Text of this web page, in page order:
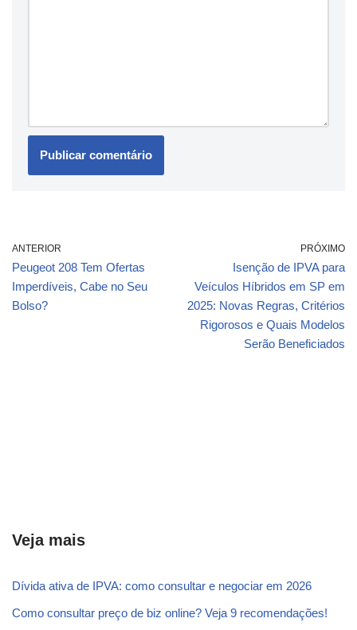
ANTERIOR
Peugeot 208 Tem Ofertas
Imperdíveis, Cabe no Seu
Bolso?
PRÓXIMO
Isenção de IPVA para
Veículos Híbridos em SP em
2025: Novas Regras, Critérios
Rigorosos e Quais Modelos
Serão Beneficiados
Veja mais
Dívida ativa de IPVA: como consultar e negociar em 2026
Como consultar preço de biz online? Veja 9 recomendações!